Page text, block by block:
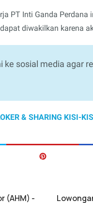
PT Inti Ganda Perdana
diwakilkan karena
sosial media agar
& SHARING KISI-
(AHM) -